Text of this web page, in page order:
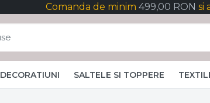
Comanda de minim 499,00 RON si
DECORATIUNI SALTELE SI TOPPERE